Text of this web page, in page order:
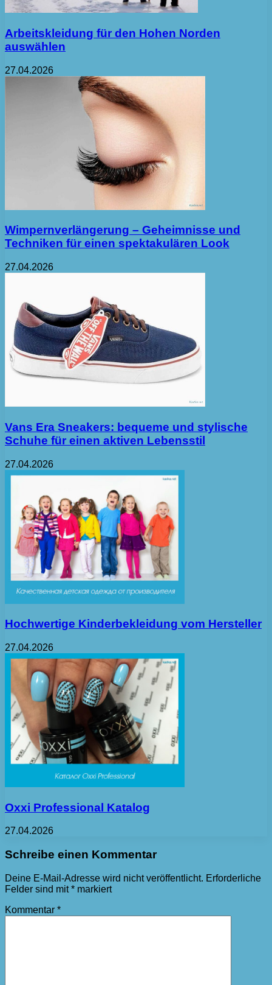
Arbeitskleidung für den Hohen Norden
auswählen
27.04.2026
Wimpernverlängerung – Geheimnisse und
Techniken für einen spektakulären Look
27.04.2026
Vans Era Sneakers: bequeme und stylische
Schuhe für einen aktiven Lebensstil
27.04.2026
Hochwertige Kinderbekleidung vom Hersteller
27.04.2026
Oxxi Professional Katalog
27.04.2026
Schreibe einen Kommentar
Deine E-Mail-Adresse wird nicht veröffentlicht. Erforderliche
Felder sind mit* markiert
Kommentar *